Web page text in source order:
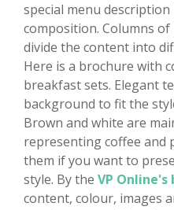
special menu description
composition. Columns
divide the content into
Here is a brochure with
breakfast sets. Elegant
background to fit the
Brown and white are
representing coffee and
them if you want to
style. By the VP
content, colour, images